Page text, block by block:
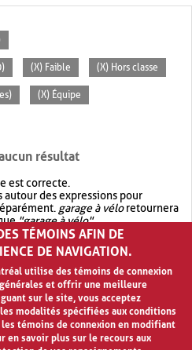
(X) Faible (X) Hors classe
(X) Équipe
résultat
est correcte.
des expressions pour
garage à véloretournera
"garage à vélo".
avec OR.garage OR vélo
résultat quegarage à vélo
TÉMOINS AFIN DE
DE NAVIGATION.
utilise des témoins de connexion
et offrir une meilleure
sur le site, vous acceptez
modalités spécifiées aux conditions
témoins de connexion en modifiant
en savoir plus sur le recours aux